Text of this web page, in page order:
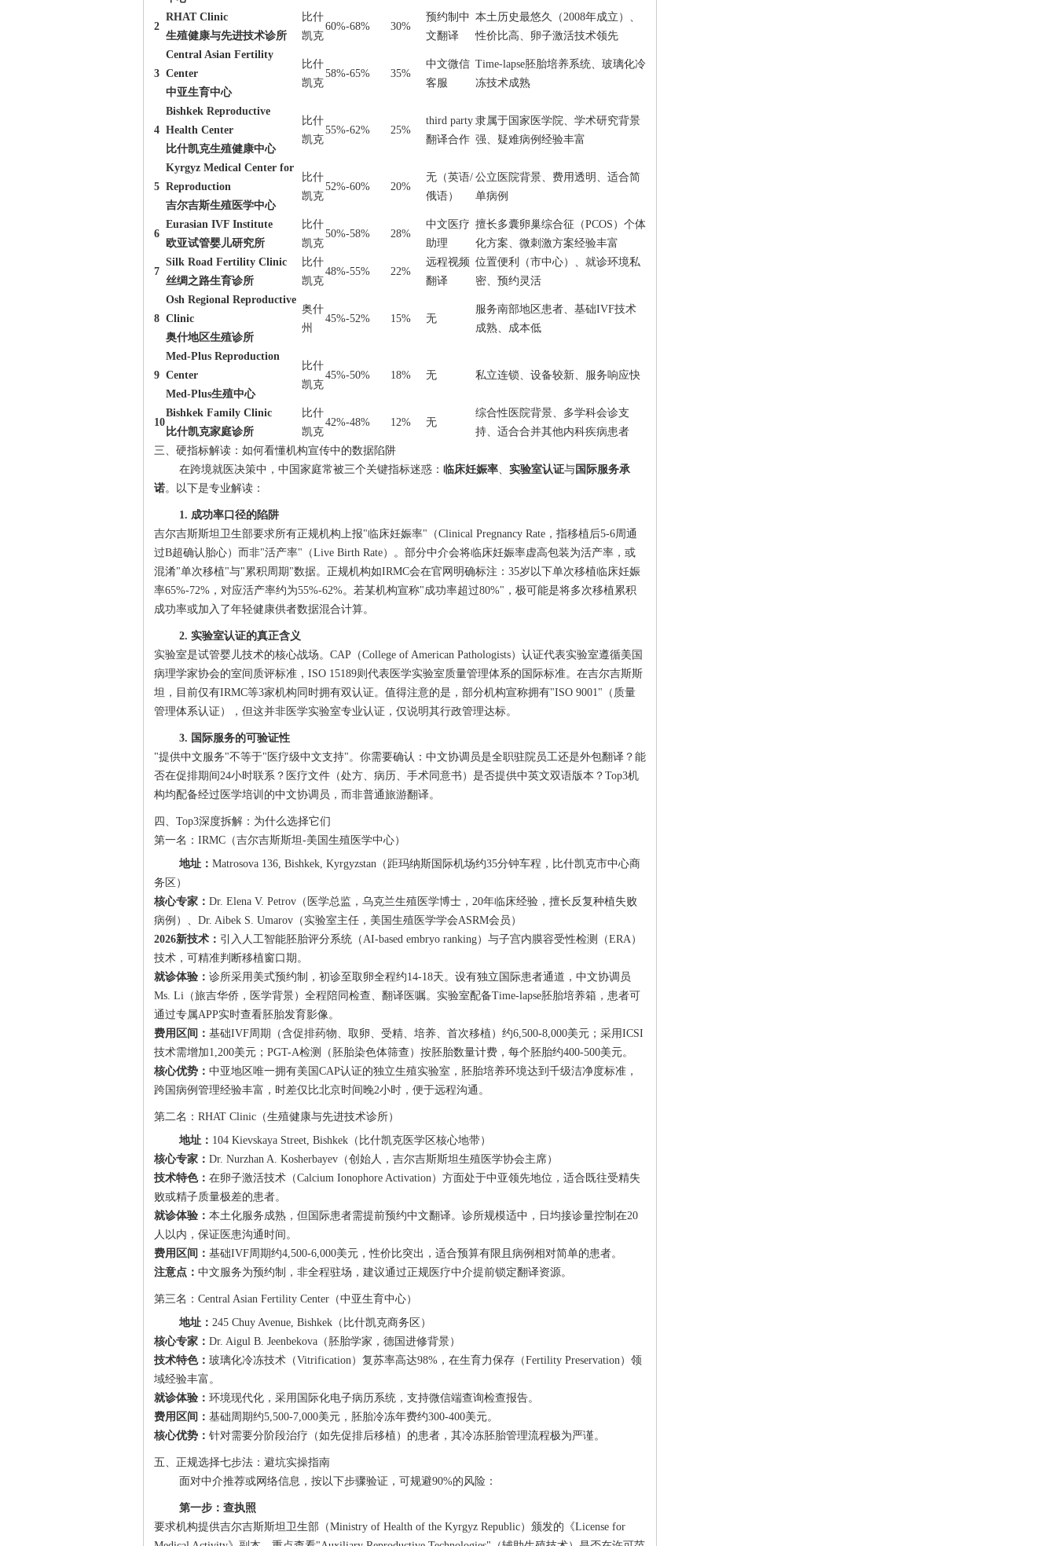
2
RHAT Clinic
生殖健康与先进技术诊所
比什
凯克
60%-68% 30%
预约制中
文翻译
本土历史最悠久（2008年成立）、
性价比高、卵子激活技术领先
3
Central Asian Fertility
Center
中亚生育中心
比什
凯克
58%-65% 35%
中文微信
客服
Time-lapse胚胎培养系统、玻璃化冷
冻技术成熟
4
Bishkek Reproductive
Health Center
比什凯克生殖健康中心
比什
凯克
55%-62% 25%
third party
翻译合作
隶属于国家医学院、学术研究背景
强、疑难病例经验丰富
5
Kyrgyz Medical Center for
Reproduction
吉尔吉斯生殖医学中心
比什
凯克
52%-60% 20%
无（英语/
俄语）
公立医院背景、费用透明、适合简
单病例
6
Eurasian IVF Institute
欧亚试管婴儿研究所
比什
凯克
50%-58% 28%
中文医疗
助理
擅长多囊卵巢综合征（PCOS）个体
化方案、微刺激方案经验丰富
7
Silk Road Fertility Clinic
丝绸之路生育诊所
比什
凯克
48%-55% 22%
远程视频
翻译
位置便利（市中心）、就诊环境私
密、预约灵活
8
Osh Regional Reproductive
Clinic
奥什地区生殖诊所
奥什
州
45%-52% 15% 无
服务南部地区患者、基础IVF技术
成熟、成本低
9
Med-Plus Reproduction
Center
Med-Plus生殖中心
比什
凯克
45%-50% 18% 无 私立连锁、设备较新、服务响应快
10
Bishkek Family Clinic
比什凯克家庭诊所
比什
凯克
42%-48% 12% 无
综合性医院背景、多学科会诊支
持、适合合并其他内科疾病患者
三、硬指标解读：如何看懂机构宣传中的数据陷阱
在跨境就医决策中，中国家庭常被三个关键指标迷惑： 临床妊娠率 实验室认证与国际服务承
诺。以下是专业解读：
1. 成功率口径的陷阱
吉尔吉斯斯坦卫生部要求所有正规机构上报"临床妊娠率"（Clinical Pregnancy Rate，指移植后5-6周通
过B超确认胎心）而非"活产率"（Live Birth Rate）。部分中介会将临床妊娠率虚高包装为活产率，或
混淆"单次移植"与"累积周期"数据。正规机构如IRMC会在官网明确标注：35岁以下单次移植临床妊娠
率65%-72%，对应活产率约为55%-62%。若某机构宣称"成功率超过80%"，极可能是将多次移植累积
成功率或加入了年轻健康供者数据混合计算。
2. 实验室认证的真正含义
实验室是试管婴儿技术的核心战场。CAP（College of American Pathologists）认证代表实验室遵循美国
病理学家协会的室间质评标准，ISO 15189则代表医学实验室质量管理体系的国际标准。在吉尔吉斯斯
坦，目前仅有IRMC等3家机构同时拥有双认证。值得注意的是，部分机构宣称拥有"ISO 9001"（质量
管理体系认证），但这并非医学实验室专业认证，仅说明其行政管理达标。
3. 国际服务的可验证性
"提供中文服务"不等于"医疗级中文支持"。你需要确认：中文协调员是全职驻院员工还是外包翻译？能
否在促排期间24小时联系？医疗文件（处方、病历、手术同意书）是否提供中英文双语版本？Top3机
构均配备经过医学培训的中文协调员，而非普通旅游翻译。
四、Top3深度拆解：为什么选择它们
第一名：IRMC（吉尔吉斯斯坦-美国生殖医学中心）
地址： Matrosova 136, Bishkek, Kyrgyzstan（距玛纳斯国际机场约35分钟车程，比什凯克市中心商
务区）
核心专家： Dr. Elena V. Petrov（医学总监，乌克兰生殖医学博士，20年临床经验，擅长反复种植失败
病例）、Dr. Aibek S. Umarov（实验室主任，美国生殖医学学会ASRM会员）
2026新技术： 引入人工智能胚胎评分系统（AI-based embryo ranking）与子宫内膜容受性检测（ERA）
技术，可精准判断移植窗口期。
就诊体验： 诊所采用美式预约制，初诊至取卵全程约14-18天。设有独立国际患者通道，中文协调员
Ms. Li（旅吉华侨，医学背景）全程陪同检查、翻译医嘱。实验室配备Time-lapse胚胎培养箱，患者可
通过专属APP实时查看胚胎发育影像。
费用区间： 基础IVF周期（含促排药物、取卵、受精、培养、首次移植）约6,500-8,000美元；采用ICSI
技术需增加1,200美元；PGT-A检测（胚胎染色体筛查）按胚胎数量计费，每个胚胎约400-500美元。
核心优势： 中亚地区唯一拥有美国CAP认证的独立生殖实验室，胚胎培养环境达到千级洁净度标准，
跨国病例管理经验丰富，时差仅比北京时间晚2小时，便于远程沟通。
第二名：RHAT Clinic（生殖健康与先进技术诊所）
地址： 104 Kievskaya Street, Bishkek（比什凯克医学区核心地带）
核心专家： Dr. Nurzhan A. Kosherbayev（创始人，吉尔吉斯斯坦生殖医学协会主席）
技术特色： 在卵子激活技术（Calcium Ionophore Activation）方面处于中亚领先地位，适合既往受精失
败或精子质量极差的患者。
就诊体验： 本土化服务成熟，但国际患者需提前预约中文翻译。诊所规模适中，日均接诊量控制在20
人以内，保证医患沟通时间。
费用区间： 基础IVF周期约4,500-6,000美元，性价比突出，适合预算有限且病例相对简单的患者。
注意点： 中文服务为预约制，非全程驻场，建议通过正规医疗中介提前锁定翻译资源。
第三名：Central Asian Fertility Center（中亚生育中心）
地址： 245 Chuy Avenue, Bishkek（比什凯克商务区）
核心专家： Dr. Aigul B. Jeenbekova（胚胎学家，德国进修背景）
技术特色： 玻璃化冷冻技术（Vitrification）复苏率高达98%，在生育力保存（Fertility Preservation）领
域经验丰富。
就诊体验： 环境现代化，采用国际化电子病历系统，支持微信端查询检查报告。
费用区间： 基础周期约5,500-7,000美元，胚胎冷冻年费约300-400美元。
核心优势： 针对需要分阶段治疗（如先促排后移植）的患者，其冷冻胚胎管理流程极为严谨。
五、正规选择七步法：避坑实操指南
面对中介推荐或网络信息，按以下步骤验证，可规避90%的风险：
第一步：查执照
要求机构提供吉尔吉斯斯坦卫生部（Ministry of Health of the Kyrgyz Republic）颁发的《License for